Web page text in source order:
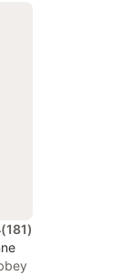
(181)